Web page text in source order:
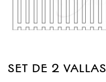
SET DE 2 VALLAS